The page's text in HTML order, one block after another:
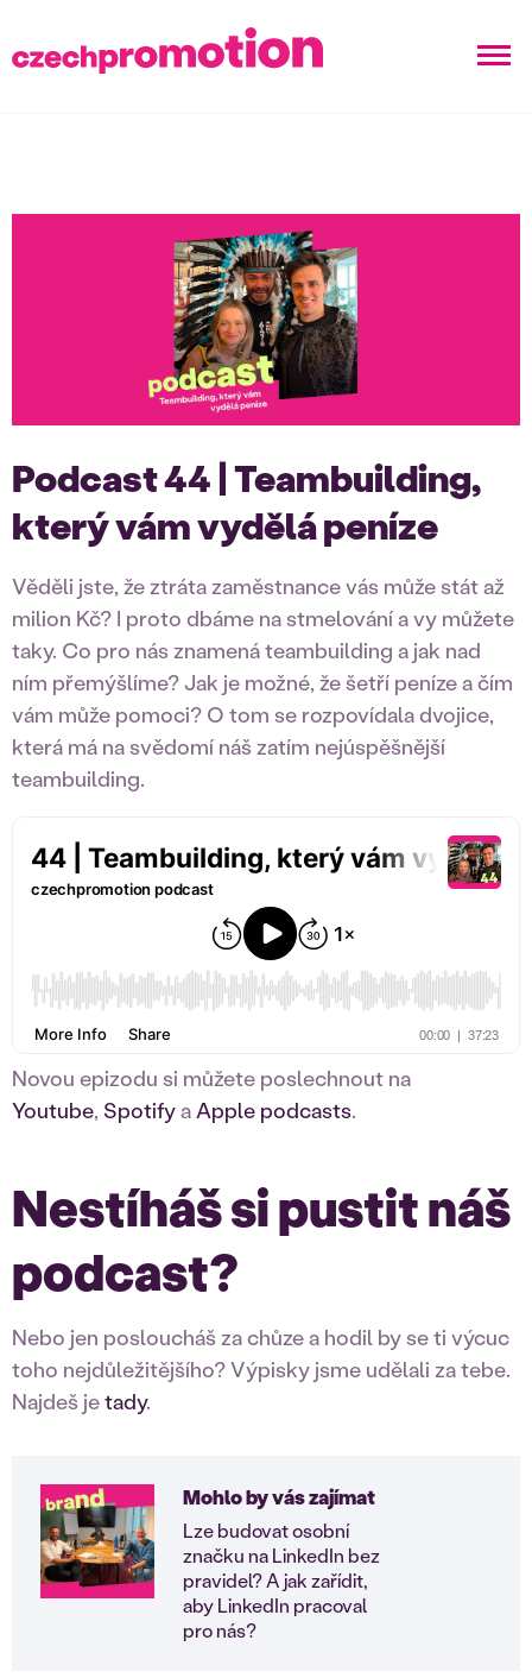
Podcast 44 | Teambuilding,
který vám vydělá peníze
Věděli jste, že ztráta zaměstnance vás může stát až
milion Kč? I proto dbáme na stmelování a vy můžete
taky. Co pro nás znamená teambuilding a jak nad
ním přemýšlíme? Jak je možné, že šetří peníze a čím
vám může pomoci? O tom se rozpovídala dvojice,
která má na svědomí náš zatím nejúspěšnější
teambuilding.
Novou epizodu si můžete poslechnout na
Youtube, SpotifyaApple podcasts.
Nestíháš si pustit náš
podcast?
Nebo jen posloucháš za chůze a hodil by se ti výcuc
toho nejdůležitějšího? Výpisky jsme udělali za tebe.
Najdeš jetady.
Mohlo by vás zajímat
Lze budovat osobní
značku na LinkedIn bez
pravidel? A jak zařídit,
aby LinkedIn pracoval
pro nás?